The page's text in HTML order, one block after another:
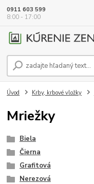
0911 603 599
8:00 - 17:00
Úvod Krby, krbové vložky
Mriežky
Biela
Čierna
Grafitová
Nerezová